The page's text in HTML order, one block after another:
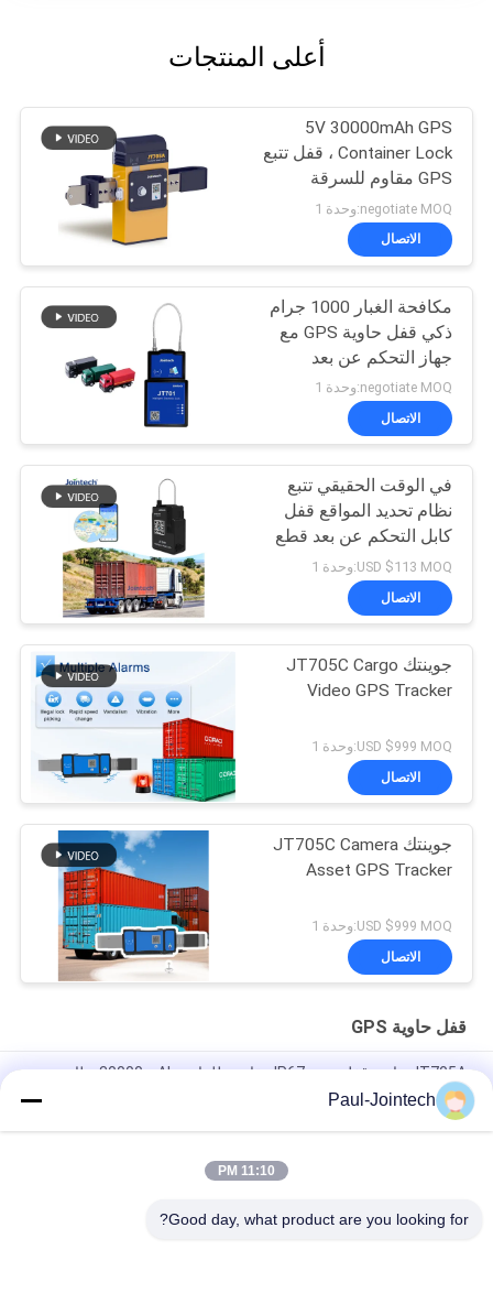
أعلى المنتجات
5V 30000mAh GPS
Container Lock ، قفل تتبع
GPS مقاوم للسرقة
negotiate MOQ:وحدة 1
الاتصال
مكافحة الغبار 1000 جرام
ذكي قفل حاوية GPS مع
جهاز التحكم عن بعد
negotiate MOQ:وحدة 1
الاتصال
في الوقت الحقيقي تتبع
نظام تحديد المواقع قفل
كابل التحكم عن بعد قطع
إنذار قفل ذكي
USD $113 MOQ:وحدة 1
الاتصال
جوينتك JT705C Cargo
Video GPS Tracker
USD $999 MOQ:وحدة 1
الاتصال
جوينتك JT705C Camera
Asset GPS Tracker
USD $999 MOQ:وحدة 1
الاتصال
قفل حاوية GPS
JT705A حاوية قفل تتبع - IP67 مقاومة للماء و 30000mAh بطارية
مضادة للكسر
JT705C حاوية قابلة للتخصيص GPS كاميرا فيديو قفل مراقبة البضائع
Paul-Jointech
11:10 PM
Good day, what product are you looking for?